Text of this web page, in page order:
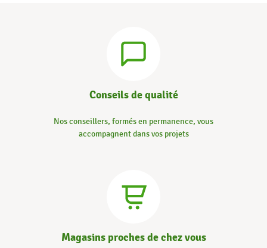
Conseils de qualité
Nos conseillers, formés en permanence, vous
accompagnent dans vos projets
Magasins proches de chez vous